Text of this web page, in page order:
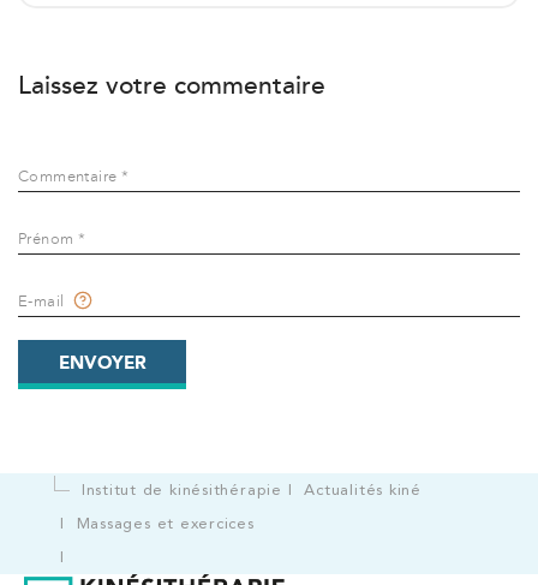
Laissez votre commentaire
Commentaire *
Prénom *
E-mail
ENVOYER
Institut de kinésithérapie
Actualités kiné
Massages et exercices